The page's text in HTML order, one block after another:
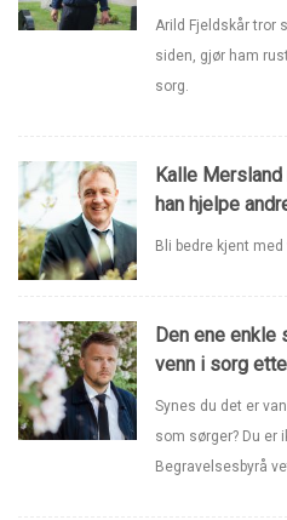
Arild Fjeldskår tror
siden, gjør ham
sorg.
Kalle
han hjelpe
Bli bedre kjent
Den ene enkle
venn i sorg
Synes du det er
som sørger? Du er
Begravelsesbyrå